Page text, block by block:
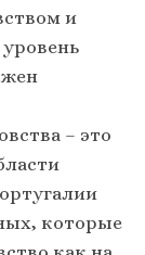
и
– это
которые